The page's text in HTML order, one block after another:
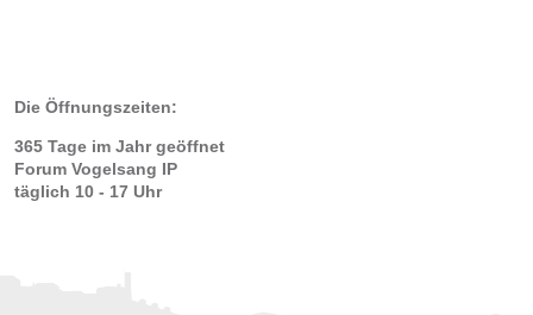
Die Öffnungszeiten:
365 Tage im Jahr geöffnet
Forum Vogelsang IP
täglich 10 - 17 Uhr